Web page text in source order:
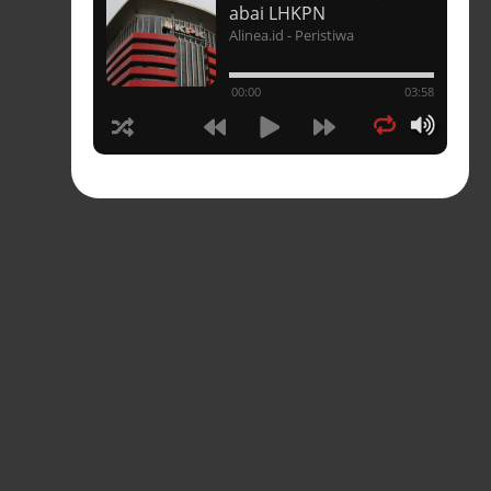
abai LHKPN
Alinea.id - Peristiwa
00:00 03:58